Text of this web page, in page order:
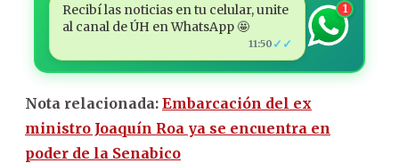
Recibí las noticias en tu celular, unite
al canal de ÚH en WhatsApp 🤩
11:50 ✓✓
1
Nota relacionada: Embarcación del ex
ministro Joaquín Roa ya se encuentra en
poder de la Senabico